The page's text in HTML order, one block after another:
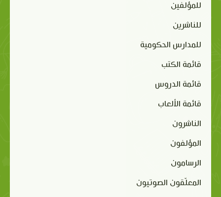
للمؤلفين
للناشرين
للمدارس الحكومية
قائمة الكتب
قائمة الدروس
قائمة الألعاب
الناشرون
المؤلفون
الرسامون
المعلّقون الصوتيون